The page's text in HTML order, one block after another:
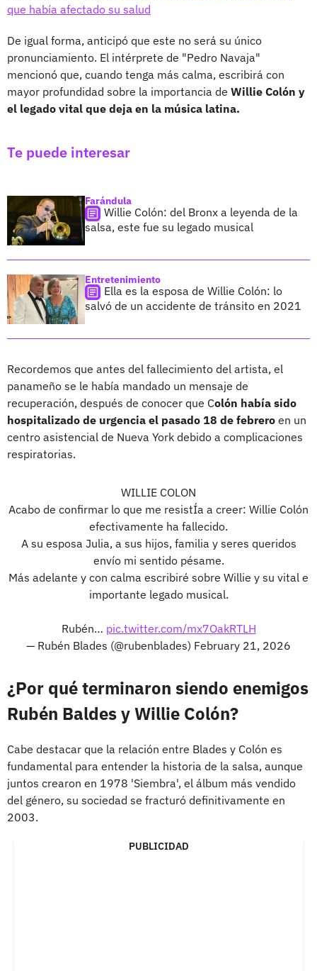
que había afectado su salud
De igual forma, anticipó que este no será su único
pronunciamiento. El intérprete de "Pedro Navaja"
mencionó que, cuando tenga más calma, escribirá con
mayor profundidad sobre la importancia de Willie Colón y
el legado vital que deja en la música latina.
Te puede interesar
Farándula
Willie Colón: del Bronx a leyenda de la
salsa, este fue su legado musical
Entretenimiento
Ella es la esposa de Willie Colón: lo
salvó de un accidente de tránsito en 2021
Recordemos que antes del fallecimiento del artista, el
panameño se le había mandado un mensaje de
recuperación, después de conocer que Colón había sido
hospitalizado de urgencia el pasado 18 de febrero en un
centro asistencial de Nueva York debido a complicaciones
respiratorias.
WILLIE COLON
Acabo de confirmar lo que me resistÍa a creer: Willie Colón
efectivamente ha fallecido.
A su esposa Julia, a sus hijos, familia y seres queridos
envío mi sentido pésame.
Más adelante y con calma escribiré sobre Willie y su vital e
importante legado musical.
Rubén… pic.twitter.com/mx7OakRTLH
— Rubén Blades (@rubenblades) February 21, 2026
¿Por qué terminaron siendo enemigos
Rubén Baldes y Willie Colón?
Cabe destacar que la relación entre Blades y Colón es
fundamental para entender la historia de la salsa, aunque
juntos crearon en 1978 'Siembra', el álbum más vendido
del género, su sociedad se fracturó definitivamente en
2003.
PUBLICIDAD